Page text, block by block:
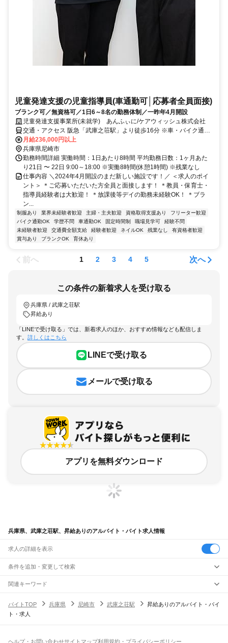
児童発達支援の児童指導員(車通勤可│応募者全員面接)
ブランク可／無資格可／1日6～8名の勤務体制／一昨年4月開設
児童発達支援事業所(未就学) あんふぃに/ケアウィッシュ株式会社
交通・アクセス 阪急「武庫之荘駅」より徒歩16分 ※車・バイク通勤
可
月給236,000円以上
兵庫県尼崎市
勤務時間詳細 実働時間：1日あたり8時間 平均勤務日数：1ヶ月あた
り21日 〜 22日 9:00～18:00 ※実働8時間(休憩1時間) ※残業なし
仕事内容 ＼2024年4月開設のまだ新しい施設です！／ ＜求人のポイ
ント＞ ＊ご応募いただいた方全員と面接します！ ＊教員・保育士・
指導員経験者は大歓迎！ ＊放課後等デイの勤務未経験OK！ ＊ブラ
ン...
制服あり 業界未経験者歓迎 主婦・主夫歓迎 資格取得支援あり
フリーター歓迎
バイク通勤OK
学歴不問 車通勤OK 固定時間制 職場見学可
経験不問
未経験者歓迎
交通費全額支給 経験者歓迎 ネイルOK 残業なし
有資格者歓迎
賞与あり
ブランクOK 育休あり
前へ 1 2 3 4 5 次へ
この条件の新着求人を受け取る
兵庫県 / 武庫之荘駅
昇給あり
「LINEで受け取る」では、新着求人のほか、おすすめ情報なども配信しま
す。 詳しくはこちら
LINEで受け取る
メールで受け取る
アプリを無料ダウンロード
兵庫県、武庫之荘駅、昇給ありのアルバイト・バイト求人情報
求人の詳細を表示
条件を追加・変更して検索
市区町村を追加・変更
兵庫県すべて
神戸市
駅を追加・変更
職種を追加・変更
飲食・フードサービスすべて
関連キーワード
バイトTOP
兵庫県 尼崎市 武庫之荘駅
昇給ありのアルバイト・バイ
ト・求人
ヘルプ・お問い合わせサイトマップ利用規約・プライバシーポリシー